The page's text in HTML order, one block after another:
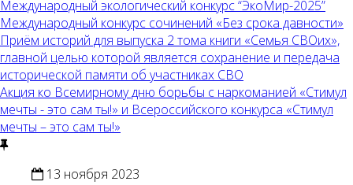
Международный экологический конкурс “ЭкоМир-2025”
Международный конкурс сочинений «Без срока давности»
Приём историй для выпуска 2 тома книги «Семья СВОих»,
главной целью которой является сохранение и передача
исторической памяти об участниках СВО
Акция ко Всемирному дню борьбы с наркоманией «Стимул
мечты - это сам ты!» и Всероссийского конкурса «Стимул
мечты – это сам ты!»
13 ноября 2023